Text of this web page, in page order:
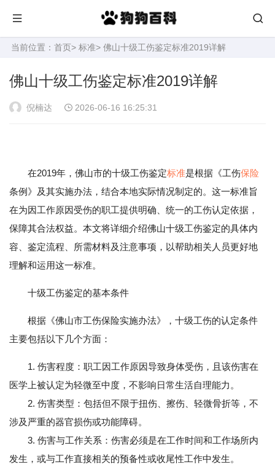
当前位置： 首页> 标准> 佛山十级工伤鉴定标准2019详解
佛山十级工伤鉴定标准2019详解
倪楠达 2026-06-16 16:25:31
在2019年，佛山市的十级工伤鉴定标准是根据《工伤保险
条例》及其实施办法，结合本地实际情况制定的。这一标准旨
在为因工作原因受伤的职工提供明确、统一的工伤认定依据，
保障其合法权益。本文将详细介绍佛山十级工伤鉴定的具体内
容、鉴定流程、所需材料及注意事项，以帮助相关人员更好地
理解和运用这一标准。
十级工伤鉴定的基本条件
根据《佛山市工伤保险实施办法》，十级工伤的认定条件
主要包括以下几个方面：
1. 伤害程度：职工因工作原因导致身体受伤，且该伤害在
医学上被认定为轻微至中度，不影响日常生活自理能力。
2. 伤害类型：包括但不限于扭伤、擦伤、轻微骨折等，不
涉及严重的器官损伤或功能障碍。
3. 伤害与工作关系：伤害必须是在工作时间和工作场所内
发生，或与工作直接相关的预备性或收尾性工作中发生。